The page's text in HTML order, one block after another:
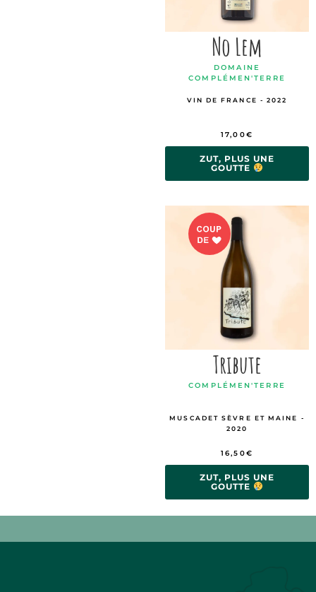
No Lem
DOMAINE
COMPLÉMEN'TERRE
VIN DE FRANCE - 2022
17,00€
ZUT, PLUS UNE
GOUTTE
Tribute
COMPLÉMEN'TERRE
MUSCADET SÈVRE ET MAINE -
2020
16,50€
ZUT, PLUS UNE
GOUTTE